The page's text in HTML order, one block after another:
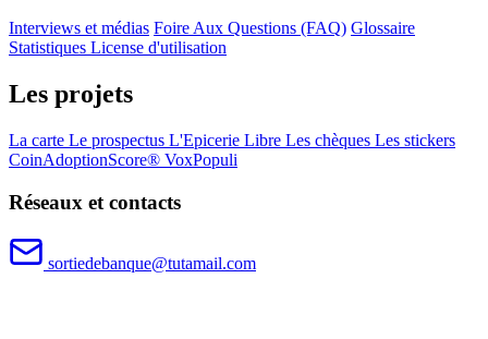
Interviews et médias Foire Aux Questions (FAQ) Glossaire
Statistiques License d'utilisation
Les projets
La carte Le prospectus L'Epicerie Libre Les chèques Les stickers
CoinAdoptionScore® VoxPopuli
Réseaux et contacts
sortiedebanque@tutamail.com